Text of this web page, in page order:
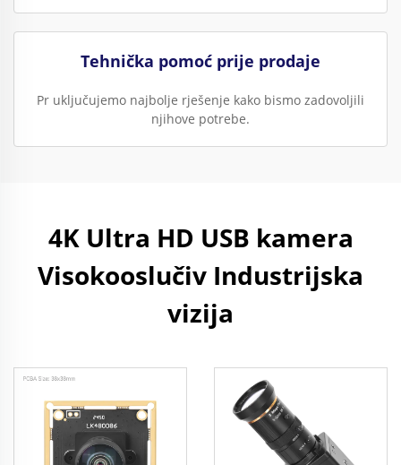
Tehnička pomoć prije prodaje
Pr uključujemo najbolje rješenje kako bismo zadovoljili
njihove potrebe.
4K Ultra HD USB kamera
Visokooslučiv Industrijska
vizija